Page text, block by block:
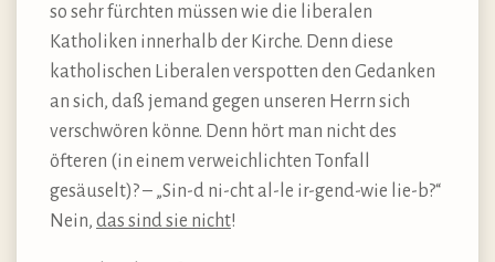
so sehr fürchten müssen wie die liberalen
Katholiken innerhalb der Kirche. Denn diese
katholischen Liberalen verspotten den Gedanken
an sich, daß jemand gegen unseren Herrn sich
verschwören könne. Denn hört man nicht des
öfteren (in einem verweichlichten Tonfall
gesäuselt)? – „Sin-d ni-cht al-le ir-gend-wie lie-b?“
Nein, das sind sie nicht!